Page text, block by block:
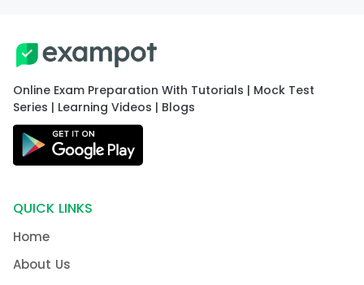
Online Exam Preparation With Tutorials | Mock Test
Series | Learning Videos | Blogs
QUICK LINKS
Home
About Us